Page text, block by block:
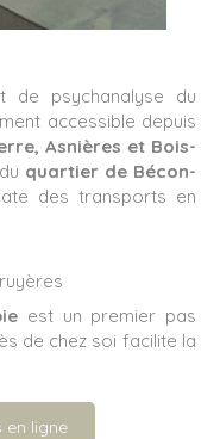
de psychanalyse du
accessible depuis
, Asnières et Bois-
quartier de Bécon-
des transports en
est un premier pas
de chez soi facilite la
en ligne